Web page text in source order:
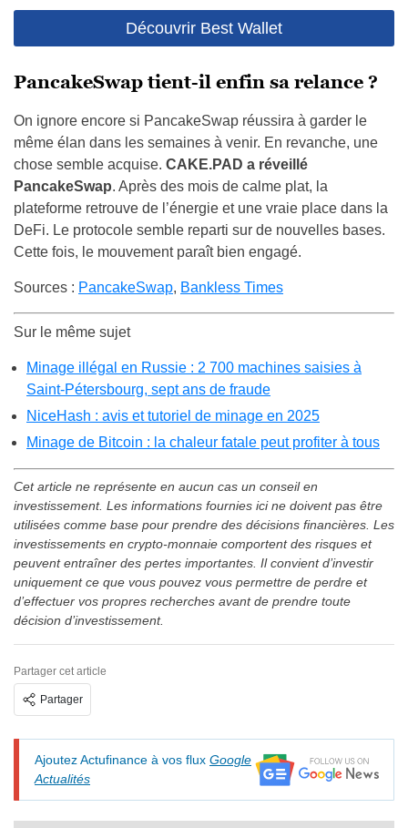
Découvrir Best Wallet
PancakeSwap tient-il enfin sa relance ?
On ignore encore si PancakeSwap réussira à garder le
même élan dans les semaines à venir. En revanche, une
chose semble acquise. CAKE.PAD a réveillé
PancakeSwap. Après des mois de calme plat, la
plateforme retrouve de l’énergie et une vraie place dans la
DeFi. Le protocole semble reparti sur de nouvelles bases.
Cette fois, le mouvement paraît bien engagé.
Sources : PancakeSwap, Bankless Times
Sur le même sujet
Minage illégal en Russie : 2 700 machines saisies à
Saint-Pétersbourg, sept ans de fraude
NiceHash : avis et tutoriel de minage en 2025
Minage de Bitcoin : la chaleur fatale peut profiter à tous
Cet article ne représente en aucun cas un conseil en
investissement. Les informations fournies ici ne doivent pas être
utilisées comme base pour prendre des décisions financières. Les
investissements en crypto-monnaie comportent des risques et
peuvent entraîner des pertes importantes. Il convient d’investir
uniquement ce que vous pouvez vous permettre de perdre et
d’effectuer vos propres recherches avant de prendre toute
décision d’investissement.
Partager cet article
Partager
Ajoutez Actufinance à vos flux Google
Actualités